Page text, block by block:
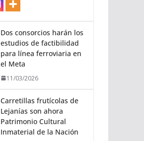
Dos consorcios harán los
estudios de factibilidad
para línea ferroviaria en
el Meta
11/03/2026
Carretillas frutícolas de
Lejanías son ahora
Patrimonio Cultural
Inmaterial de la Nación